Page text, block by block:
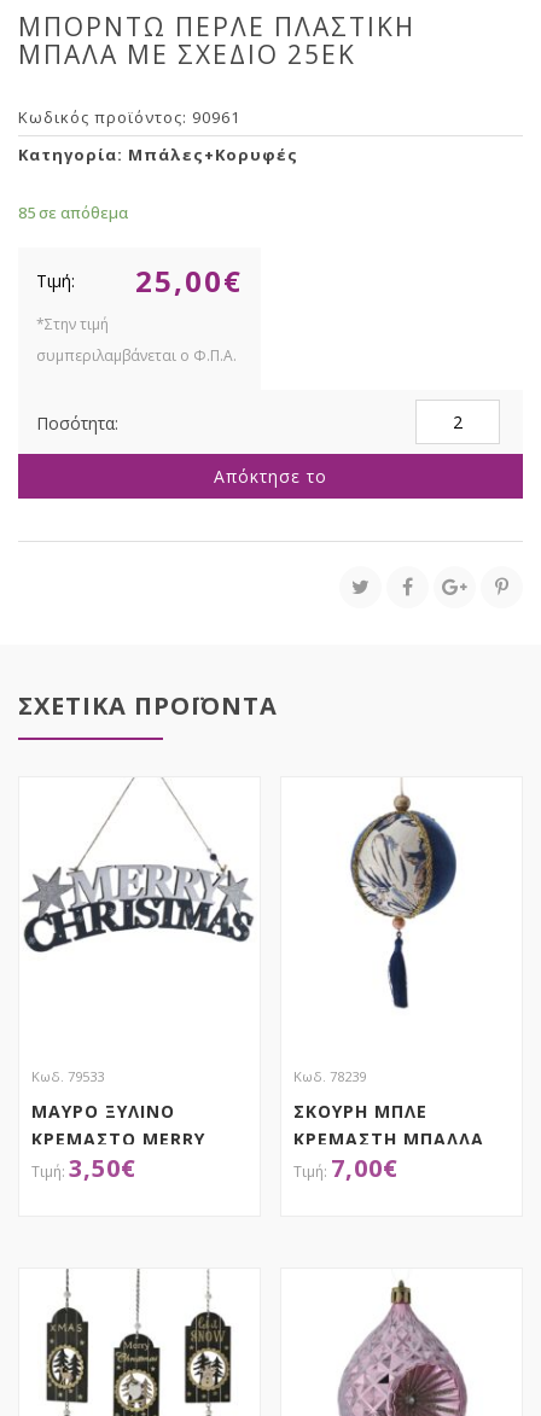
ΜΠΟΡΝΤΩ ΠΕΡΛΕ ΠΛΑΣΤΙΚΗ
ΜΠΑΛΑ ΜΕ ΣΧΕΔΙΟ 25ΕΚ
Κωδικός προϊόντος: 90961
Κατηγορία: Μπάλες+Κορυφές
85 σε απόθεμα
25,00€
ΠΕΡΛΕ
ΠΛΑΣΤΙΚΗ
ΜΕ
ποσότητα
Απόκτησε το
ΣΧΕΤΙΚΑ ΠΡΟΪΟΝΤΑ
Κωδ. 79533
ΜΑΥΡΟ ΞΥΛΙΝΟ
ΚΡΕΜΑΣΤΟ MERRY
CHRISTMAS 41Χ13ΕΚ
3,50€
Κωδ. 78239
ΣΚΟΥΡΗ ΜΠΛΕ
ΚΡΕΜΑΣΤΗ ΜΠΑΛΛΑ
ΜΕ ΦΟΥΝΤΑ 12Χ25ΕΚ
7,00€